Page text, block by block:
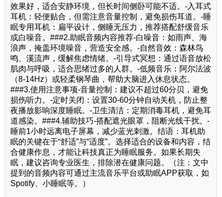
效果好，适合安静环境，但长时间侧卧可能不适。-入耳式
耳机：轻便贴合，但需注意音量控制，避免损伤耳道。-睡
眠专用耳机：扁平设计，侧睡无压力，推荐搭配舒缓音乐
或白噪音。###2.助眠音频内容推荐-白噪音：如雨声、海
浪声，掩盖环境噪音，营造安全感。-自然音效：森林鸟
鸣、溪流声，缓解焦虑情绪。-引导式冥想：通过语音放松
肌肉与呼吸，适合思绪过多的人群。-低频音乐：阿尔法波
（8-14Hz）或轻柔钢琴曲，帮助大脑进入休息状态。
###3.使用注意事项-音量控制：建议不超过60分贝，避免
损伤听力。-定时关闭：设置30-60分钟自动关机，防止整
夜播放影响深度睡眠。-卫生清洁：定期消毒耳机，避免耳
道感染。###4.辅助技巧-搭配遮光眼罩，阻断光线干扰。-
睡前1小时远离电子屏幕，减少蓝光刺激。结语：耳机助
眠的关键在于“舒适”与“适度”。选择适合的设备和内容，结
合健康作息，才能让科技真正为睡眠服务。如果长期失
眠，建议咨询专业医生，排除潜在健康问题。（注：文中
提到的音频内容可通过主流音乐平台或助眠APP获取，如
Spotify、小睡眠等。）